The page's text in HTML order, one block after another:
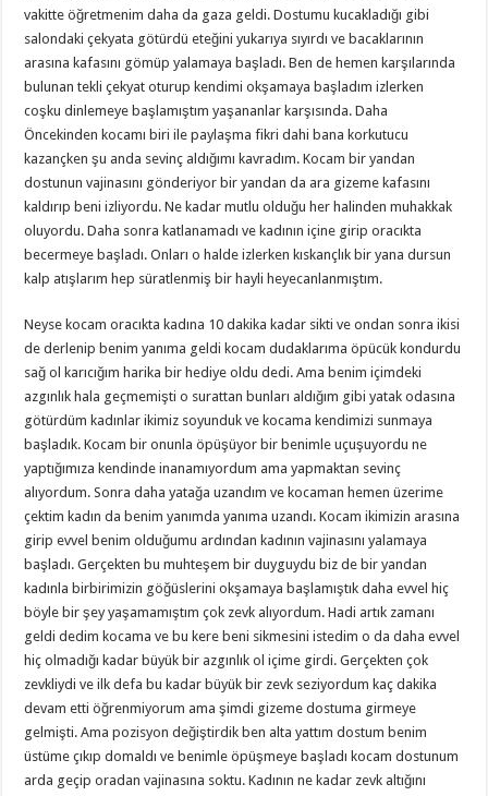
vakitte öğretmenim daha da gaza geldi. Dostumu kucakladığı gibi
salondaki çekyata götürdü eteğini yukarıya sıyırdı ve bacaklarının
arasına kafasını gömüp yalamaya başladı. Ben de hemen karşılarında
bulunan tekli çekyat oturup kendimi okşamaya başladım izlerken
coşku dinlemeye başlamıştım yaşananlar karşısında. Daha
Öncekinden kocamı biri ile paylaşma fikri dahi bana korkutucu
kazançken şu anda sevinç aldığımı kavradım. Kocam bir yandan
dostunun vajinasını gönderiyor bir yandan da ara gizeme kafasını
kaldırıp beni izliyordu. Ne kadar mutlu olduğu her halinden muhakkak
oluyordu. Daha sonra katlanamadı ve kadının içine girip oracıkta
becermeye başladı. Onları o halde izlerken kıskançlık bir yana dursun
kalp atışlarım hep süratlenmiş bir hayli heyecanlanmıştım.
Neyse kocam oracıkta kadına 10 dakika kadar sikti ve ondan sonra ikisi
de derlenip benim yanıma geldi kocam dudaklarıma öpücük kondurdu
sağ ol karıcığım harika bir hediye oldu dedi. Ama benim içimdeki
azgınlık hala geçmemişti o surattan bunları aldığım gibi yatak odasına
götürdüm kadınlar ikimiz soyunduk ve kocama kendimizi sunmaya
başladık. Kocam bir onunla öpüşüyor bir benimle uçuşuyordu ne
yaptığımıza kendinde inanamıyordum ama yapmaktan sevinç
alıyordum. Sonra daha yatağa uzandım ve kocaman hemen üzerime
çektim kadın da benim yanımda yanıma uzandı. Kocam ikimizin arasına
girip evvel benim olduğumu ardından kadının vajinasını yalamaya
başladı. Gerçekten bu muhteşem bir duyguydu biz de bir yandan
kadınla birbirimizin göğüslerini okşamaya başlamıştık daha evvel hiç
böyle bir şey yaşamamıştım çok zevk alıyordum. Hadi artık zamanı
geldi dedim kocama ve bu kere beni sikmesini istedim o da daha evvel
hiç olmadığı kadar büyük bir azgınlık ol içime girdi. Gerçekten çok
zevkliydi ve ilk defa bu kadar büyük bir zevk seziyordum kaç dakika
devam etti öğrenmiyorum ama şimdi gizeme dostuma girmeye
gelmişti. Ama pozisyon değiştirdik ben alta yattım dostum benim
üstüme çıkıp domaldı ve benimle öpüşmeye başladı kocam dostunum
arda geçip oradan vajinasına soktu. Kadının ne kadar zevk altığını